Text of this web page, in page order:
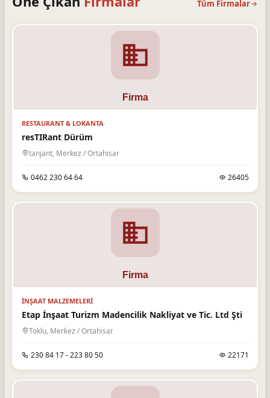
Tüm Firmalar
RESTAURANT & LOKANTA
resTIRant Dürüm
tanjant, Merkez / Ortahisar
0462 230 64 64 26405
İNŞAAT MALZEMELERI
Etap İnşaat Turizm Madencilik Nakliyat ve Tic. Ltd Şti
Toklu, Merkez / Ortahisar
230 84 17 - 223 80 50 22171